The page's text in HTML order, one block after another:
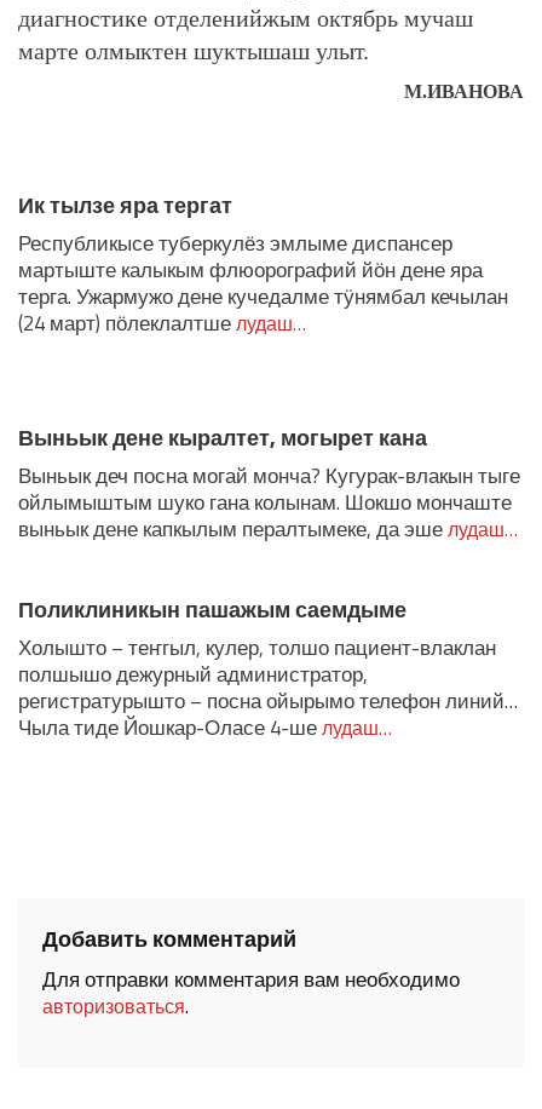
диагностике отделенийжым октябрь мучаш
марте олмыктен шуктышаш улыт.
М.ИВАНОВА
Ик тылзе яра тергат
Республикысе туберкулёз эмлыме диспансер
мартыште калыкым флюорографий йӧн дене яра
терга. Ужармужо дене кучедалме тӱнямбал кечылан
(24 март) пӧлеклалтшелудаш…
Выньык дене кыралтет, могырет кана
Выньык деч посна могай монча? Кугурак-влакын тыге
ойлымыштым шуко гана колынам. Шокшо мончаште
выньык дене капкылым пералтымеке, да эшелудаш…
Поликлиникын пашажым саемдыме
Холышто – теҥгыл, кулер, толшо пациент-влаклан
полшышо дежурный администратор,
регистратурышто – посна ойырымо телефон линий…
Чыла тиде Йошкар-Оласе 4-шелудаш…
Добавить комментарий
Для отправки комментария вам необходимо
авторизоваться.